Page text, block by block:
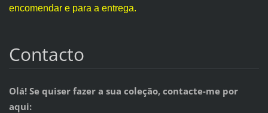
encomendar e para a entrega.
Contacto
Olá! Se quiser fazer a sua coleção, contacte-me por
aqui: